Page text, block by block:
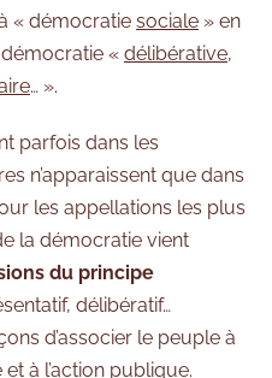
« démocratie sociale » en
démocratie « délibérative,
… ».
parfois dans les
n’apparaissent que dans
les appellations les plus
la démocratie vient
du principe
délibératif…
d’associer le peuple à
à l’action publique.